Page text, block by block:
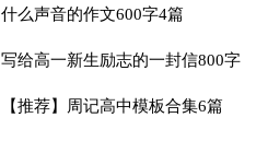
什么声音的作文600字4篇
写给高一新生励志的一封信800字
（精选5篇）
【推荐】周记高中模板合集6篇